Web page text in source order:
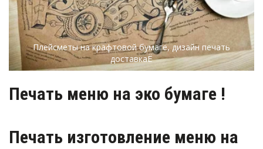
Плейсметы на крафтовой бумаге, дизайн печать
доставкаЁ
Печать меню на эко бумаге !
Печать изготовление меню на